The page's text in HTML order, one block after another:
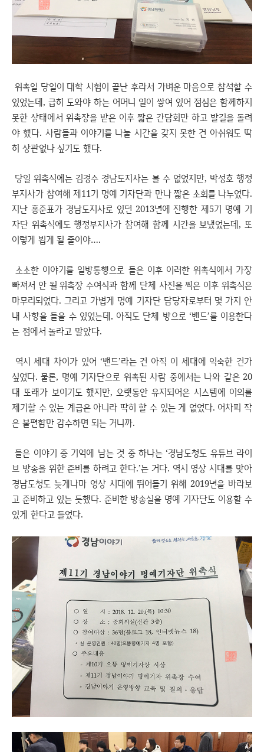
위촉일 당일이 대학 시험이 끝난 후라서 가벼운 마음으로 참석할 수
있었는데, 급히 도와야 하는 어머니 일이 쌓여 있어 점심은 함께하지
못한 상태에서 위촉장을 받은 이후 짧은 간담회만 하고 발길을 돌려
야 했다. 사람들과 이야기를 나눌 시간을 갖지 못한 건 아쉬워도 딱
히 상관없나 싶기도 했다.
당일 위촉식에는 김경수 경남도지사는 볼 수 없었지만, 박성호 행정
부지사가 참여해 제11기 명예 기자단과 만나 짧은 소회를 나누었다.
지난 홍준표가 경남도지사로 있던 2013년에 진행한 제5기 명예 기
자단 위촉식에도 행정부지사가 참여해 함께 시간을 보냈었는데, 또
이렇게 뵙게 될 줄이야….
소소한 이야기를 일방통행으로 들은 이후 이러한 위촉식에서 가장
빠져서 안 될 위촉장 수여식과 함께 단체 사진을 찍은 이후 위촉식은
마무리되었다. 그리고 가볍게 명예 기자단 담당자로부터 몇 가지 안
내 사항을 들을 수 있었는데, 아직도 단체 방으로 ‘밴드’를 이용한다
는 점에서 놀라고 말았다.
역시 세대 차이가 있어 ‘밴드’라는 건 아직 이 세대에 익숙한 건가
싶었다. 물론, 명예 기자단으로 위촉된 사람 중에서는 나와 같은 20
대 또래가 보이기도 했지만, 오랫동안 유지되어온 시스템에 이의를
제기할 수 있는 계급은 아니라 딱히 할 수 있는 게 없었다. 어차피 작
은 불편함만 감수하면 되는 거니까.
들은 이야기 중 기억에 남는 것 중 하나는 ‘경남도청도 유튜브 라이
브 방송을 위한 준비를 하려고 한다.’는 거다. 역시 영상 시대를 맞아
경남도청도 늦게나마 영상 시대에 뛰어들기 위해 2019년을 바라보
고 준비하고 있는 듯했다. 준비한 방송실을 명예 기자단도 이용할 수
있게 한다고 들었다.